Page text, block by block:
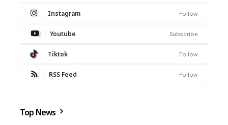
Instagram Follow
Youtube Subscribe
Tiktok Follow
RSS Feed Follow
Top News